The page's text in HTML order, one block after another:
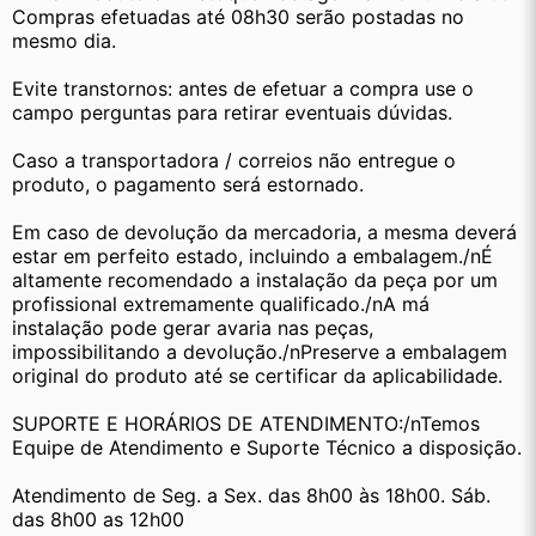
Compras efetuadas até 08h30 serão postadas no
mesmo dia.
Evite transtornos: antes de efetuar a compra use o
campo perguntas para retirar eventuais dúvidas.
Caso a transportadora / correios não entregue o
produto, o pagamento será estornado.
Em caso de devolução da mercadoria, a mesma deverá
estar em perfeito estado, incluindo a embalagem./nÉ
altamente recomendado a instalação da peça por um
profissional extremamente qualificado./nA má
instalação pode gerar avaria nas peças,
impossibilitando a devolução./nPreserve a embalagem
original do produto até se certificar da aplicabilidade.
SUPORTE E HORÁRIOS DE ATENDIMENTO:/nTemos
Equipe de Atendimento e Suporte Técnico a disposição.
Atendimento de Seg. a Sex. das 8h00 às 18h00. Sáb.
das 8h00 as 12h00